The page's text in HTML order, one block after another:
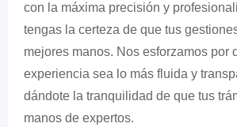
con la máxima precisión y
tengas la certeza de que tus
mejores manos. Nos esforzamos por
experiencia sea lo más fluida y
dándote la tranquilidad de que tus
manos de expertos.